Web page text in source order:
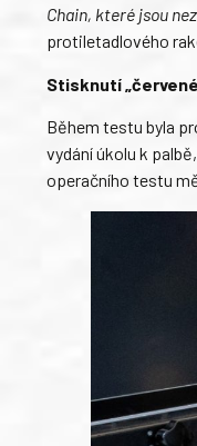
Chain, které jsou
protiletadlového
Stisknutí
Během testu byla
vydání úkolu k
operačního testu